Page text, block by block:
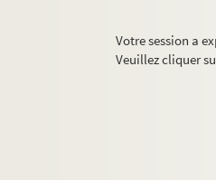
Votre session a
Veuillez cliquer